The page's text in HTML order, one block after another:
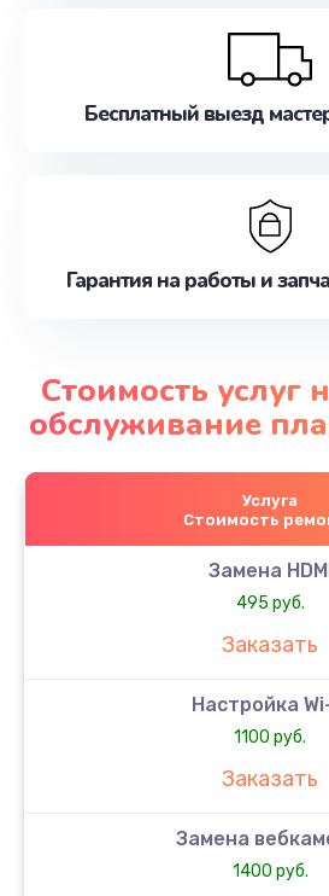
Бесплатный выезд
Гарантия на работы и
Стоимость услуг
обслуживание
Услуга
Стоимость
Замена
495 руб.
Заказать
Настройка
1100 руб.
Заказать
Замена
1400 руб.